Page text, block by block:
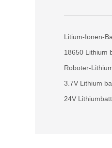
Litium-Ionen-
18650 Lithium
Roboter-
3.7V Lithium
24V